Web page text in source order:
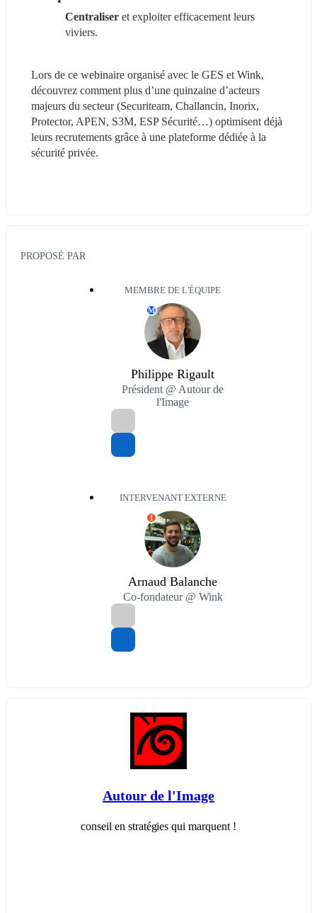
Centraliser et exploiter efficacement leurs
viviers.
Lors de ce webinaire organisé avec le GES et Wink,
découvrez comment plus d’une quinzaine d’acteurs
majeurs du secteur (Securiteam, Challancin, Inorix,
Protector, APEN, S3M, ESP Sécurité…) optimisent déjà
leurs recrutements grâce à une plateforme dédiée à la
sécurité privée.
PROPOSÉ PAR
MEMBRE DE L'ÉQUIPE
M
Philippe Rigault
Président @ Autour de
l'Image
INTERVENANT EXTERNE
I
Arnaud Balanche
Co-fondateur @ Wink
Autour de l'Image
conseil en stratégies qui marquent !